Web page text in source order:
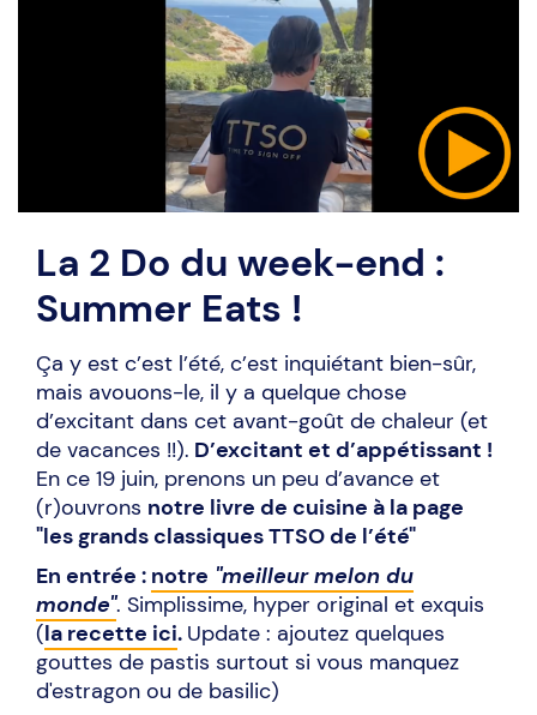
La 2 Do du week-end :
Summer Eats !
Ça y est c’est l’été, c’est inquiétant bien-sûr,
mais avouons-le, il y a quelque chose
d’excitant dans cet avant-goût de chaleur (et
de vacances !!). D’excitant et d’appétissant !
En ce 19 juin, prenons un peu d’avance et
(r)ouvrons notre livre de cuisine à la page
"les grands classiques TTSO de l’été"
En entrée : notre "meilleur melon du
monde". Simplissime, hyper original et exquis
(la recette ici. Update : ajoutez quelques
gouttes de pastis surtout si vous manquez
d'estragon ou de basilic)